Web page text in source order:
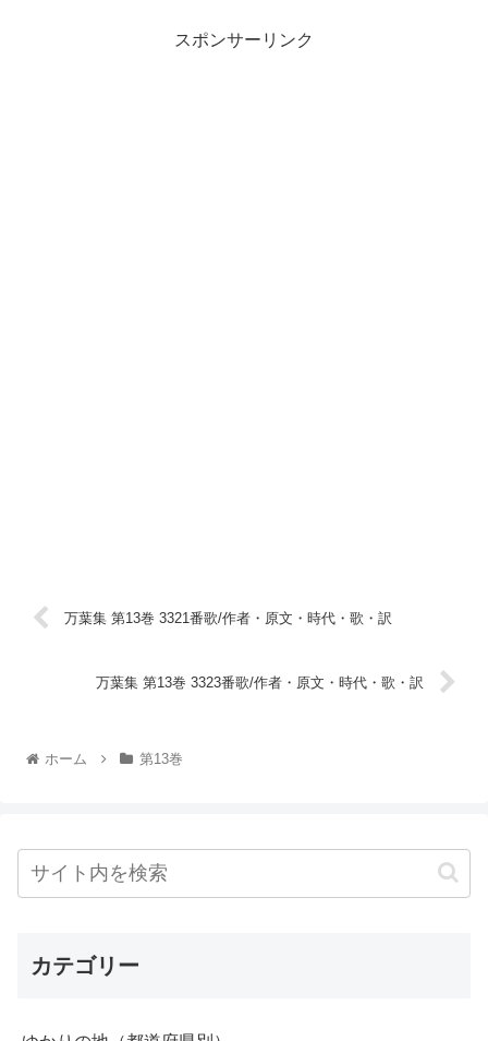
スポンサーリンク
万葉集 第13巻 3321番歌/作者・原文・時代・歌・訳
万葉集 第13巻 3323番歌/作者・原文・時代・歌・訳
ホーム 第13巻
カテゴリー